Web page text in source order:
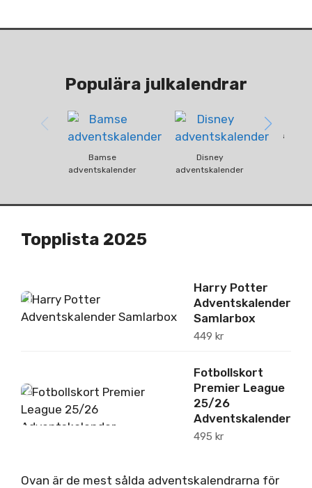
Populära julkalendrar
Bamse
adventskalender
Disney
adventskalender
Topplista 2025
1
Harry Potter
Adventskalender
Samlarbox
449 kr
2
Fotbollskort
Premier League
25/26
Adventskalender
495 kr
Ovan är de mest sålda adventskalendrarna för